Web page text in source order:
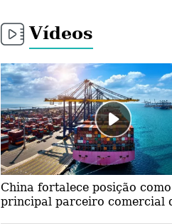
Vídeos
China fortalece posição como
principal parceiro comercial